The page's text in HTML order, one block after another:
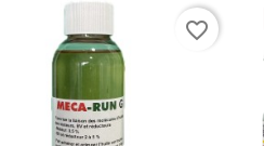
favorite_border